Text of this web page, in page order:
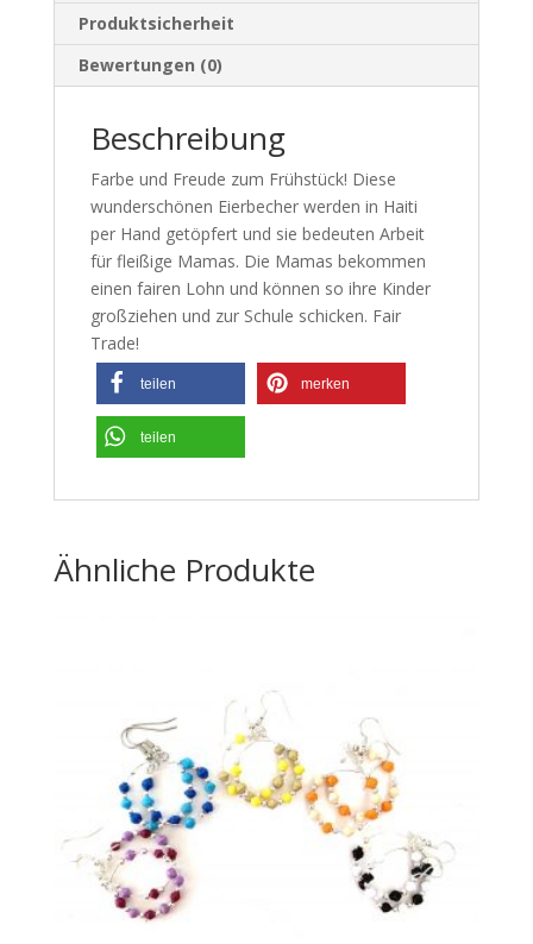
Produktsicherheit
Bewertungen (0)
Beschreibung
Farbe und Freude zum Frühstück! Diese
wunderschönen Eierbecher werden in Haiti
per Hand getöpfert und sie bedeuten Arbeit
für fleißige Mamas. Die Mamas bekommen
einen fairen Lohn und können so ihre Kinder
großziehen und zur Schule schicken. Fair
Trade!
teilen merken
teilen
Ähnliche Produkte